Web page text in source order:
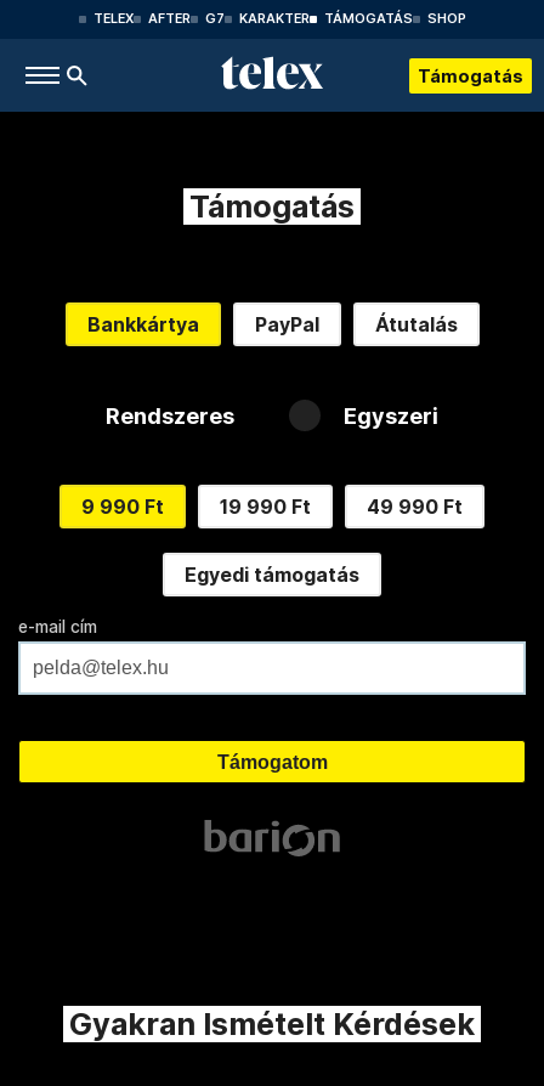
TELEX AFTER G7 KARAKTER TÁMOGATÁS SHOP
Támogatás
Támogatás
Bankkártya PayPal Átutalás
Rendszeres Egyszeri
9 990 Ft 19 990 Ft 49 990 Ft
Egyedi támogatás
e-mail cím
Gyakran Ismételt Kérdések